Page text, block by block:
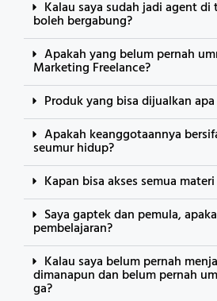
Kalau saya sudah jadi agent di
boleh bergabung?
Apakah yang belum pernah
Marketing Freelance?
Produk yang bisa dijualkan apa
Apakah keanggotaannya
seumur hidup?
Kapan bisa akses semua
Saya gaptek dan pemula,
pembelajaran?
Kalau saya belum pernah
dimanapun dan belum pernah
ga?